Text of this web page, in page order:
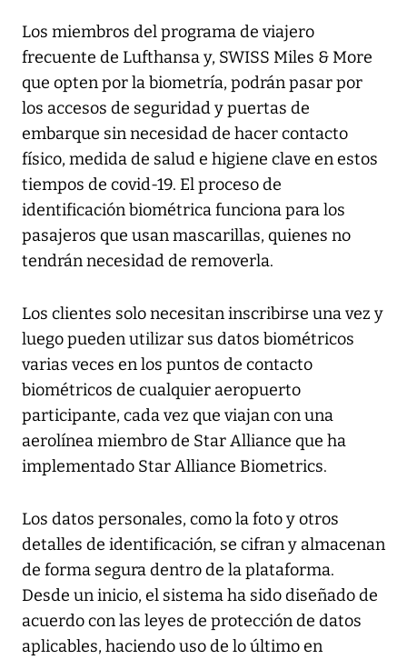
Los miembros del programa de viajero
frecuente de Lufthansa y, SWISS Miles & More
que opten por la biometría, podrán pasar por
los accesos de seguridad y puertas de
embarque sin necesidad de hacer contacto
físico, medida de salud e higiene clave en estos
tiempos de covid-19. El proceso de
identificación biométrica funciona para los
pasajeros que usan mascarillas, quienes no
tendrán necesidad de removerla.
Los clientes solo necesitan inscribirse una vez y
luego pueden utilizar sus datos biométricos
varias veces en los puntos de contacto
biométricos de cualquier aeropuerto
participante, cada vez que viajan con una
aerolínea miembro de Star Alliance que ha
implementado Star Alliance Biometrics.
Los datos personales, como la foto y otros
detalles de identificación, se cifran y almacenan
de forma segura dentro de la plataforma.
Desde un inicio, el sistema ha sido diseñado de
acuerdo con las leyes de protección de datos
aplicables, haciendo uso de lo último en